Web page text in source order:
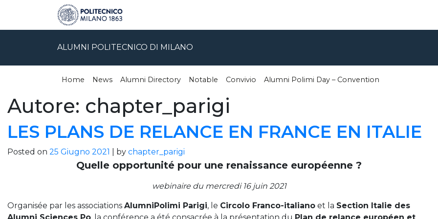
ALUMNI POLITECNICO DI MILANO
Home News Alumni Directory Notable Convivio Alumni Polimi Day – Convention
Autore: chapter_parigi
LES PLANS DE RELANCE EN FRANCE EN ITALIE
Posted on 25 Giugno 2021 by chapter_parigi
Quelle opportunité pour une renaissance européenne ?
webinaire du mercredi 16 juin 2021
Organisée par les associations AlumniPolimi Parigi, le Circolo Franco-italiano et la Section Italie des